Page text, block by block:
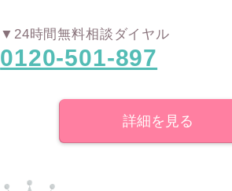
▼24時間無料相談ダイヤル
0120-501-897
詳細を見る